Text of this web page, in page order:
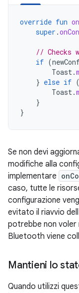
override fun
super .
// Checks
if (
Toast.
} else if (
Toast.
}
}
Se non devi
modifiche alla
implementare
caso, tutte le
configurazione
evitato il riavvio
potrebbe non voler
Bluetooth viene
Mantieni lo
Quando utilizzi